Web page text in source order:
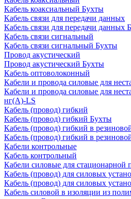
Кабель коаксиальный Бухты
Кабель связи для передачи данных
Кабель связи для передачи данных
Кабель связи сигнальный
Кабель связи сигнальный Бухты
Провод акустический
Провод акустический Бухты
Кабель оптоволоконный
Кабели и провода силовые для
Кабели и провода силовые для
нг(А)-LS
Кабель (провод) гибкий
Кабель (провод) гибкий Бухты
Кабель (провод) гибкий в
Кабель (провод) гибкий в
Кабели контрольные
Кабель контрольный
Кабели силовые для стационарной
Кабель (провод) для силовых
Кабель (провод) для силовых
Кабель силовой в изоляции из